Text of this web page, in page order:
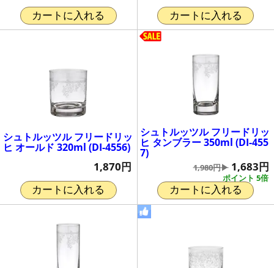
カートに入れる カートに入れる
シュトルッツル フリードリッ
ヒ オールド 320ml (DI-4556)
1,870円
カートに入れる
シュトルッツル フリードリッ
ヒ タンブラー 350ml (DI-455
7)
ポイント 5倍
1,980円▶ 1,683円
カートに入れる